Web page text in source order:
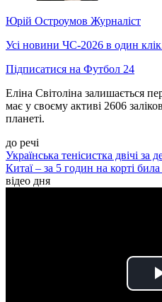
Юрій Остроумов Журналіст
Усі новини ЧС-2026 в один
Підписатися на Футбол 24
Еліна Світоліна залишається
має у своєму активі 2606
планеті.
до речі
Українська тенісистка двічі за
Китаї – за 5 годин на корті
відео дня